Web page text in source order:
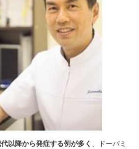
代以降から発症する例が多く
、ドーパミ